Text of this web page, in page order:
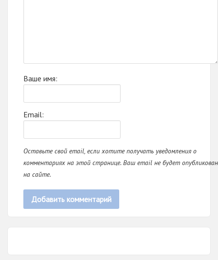
Ваше имя:
Email:
Оставьте свой email, если хотите получать уведомления о
комментариях на этой странице. Ваш email не будет опубликован
на сайте.